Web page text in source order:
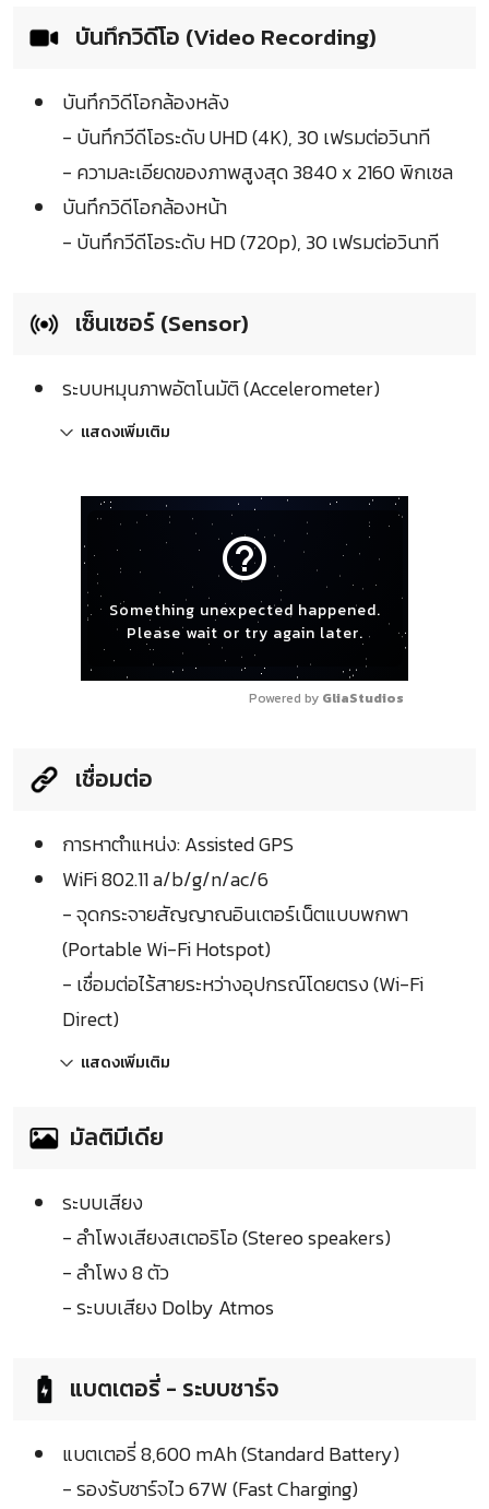
บันทึกวิดีโอ (Video Recording)
บันทึกวิดีโอกล้องหลัง
- บันทึกวีดีโอระดับ UHD (4K), 30 เฟรมต่อวินาที
- ความละเอียดของภาพสูงสุด 3840 x 2160 พิกเซล
บันทึกวิดีโอกล้องหน้า
- บันทึกวีดีโอระดับ HD (720p), 30 เฟรมต่อวินาที
เซ็นเซอร์ (Sensor)
ระบบหมุนภาพอัตโนมัติ (Accelerometer)
แสดงเพิ่มเติม
help_outline
Something unexpected happened.
Please wait or try again later.
Powered by GliaStudios
เชื่อมต่อ
การหาตำแหน่ง: Assisted GPS
WiFi 802.11 a/b/g/n/ac/6
- จุดกระจายสัญญาณอินเตอร์เน็ตแบบพกพา
(Portable Wi-Fi Hotspot)
- เชื่อมต่อไร้สายระหว่างอุปกรณ์โดยตรง (Wi-Fi
Direct)
แสดงเพิ่มเติม
มัลติมีเดีย
ระบบเสียง
- ลำโพงเสียงสเตอริโอ (Stereo speakers)
- ลำโพง 8 ตัว
- ระบบเสียง Dolby Atmos
แบตเตอรี่ - ระบบชาร์จ
แบตเตอรี่ 8,600 mAh (Standard Battery)
- รองรับชาร์จไว 67W (Fast Charging)